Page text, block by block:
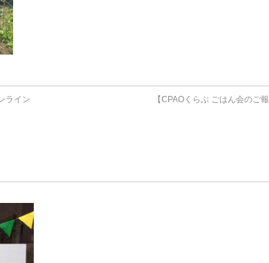
ライン 【CPAOくらぶ ごはん会のご報